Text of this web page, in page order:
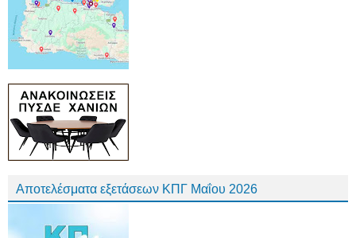
Αποτελέσματα εξετάσεων ΚΠΓ Μαΐου 2026